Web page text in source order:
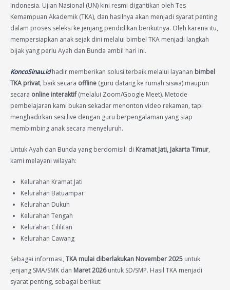
Indonesia. Ujian Nasional (UN) kini resmi digantikan oleh Tes
Kemampuan Akademik (TKA), dan hasilnya akan menjadi syarat penting
dalam proses seleksi ke jenjang pendidikan berikutnya. Oleh karena itu,
mempersiapkan anak sejak dini melalui bimbel TKA menjadi langkah
bijak yang perlu Ayah dan Bunda ambil hari ini.
KoncoSinau.idhadir memberikan solusi terbaik melalui layanan bimbel
TKA privat, baik secara offline (guru datang ke rumah siswa) maupun
secara online interaktif(melalui Zoom/Google Meet). Metode
pembelajaran kami bukan sekadar menonton video rekaman, tapi
menghadirkan sesi live dengan guru berpengalaman yang siap
membimbing anak secara menyeluruh.
Untuk Ayah dan Bunda yang berdomisili di Kramat Jati, Jakarta Timur,
kami melayani wilayah:
Kelurahan Kramat Jati
Kelurahan Batuampar
Kelurahan Dukuh
Kelurahan Tengah
Kelurahan Cililitan
Kelurahan Cawang
Sebagai informasi, TKA mulai diberlakukan November 2025 untuk
jenjang SMA/SMK dan Maret 2026untuk SD/SMP. Hasil TKA menjadi
syarat penting, sebagai berikut: